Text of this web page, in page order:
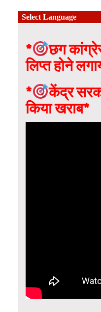
*
छग
लिप्त होने
*
केंद्र
किया खराब*